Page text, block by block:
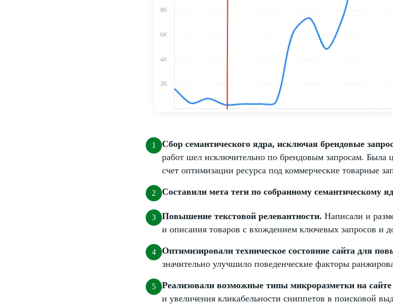
Сбор семантического ядра, исключая брендовые
работ шел исключительно по брендовым запросам. Была
счет оптимизации ресурса под коммерческие товарные
Составили мета теги по собранному семантическому
Повышение текстовой релевантности. Написали и
и описания товаров с вхождением ключевых запросов и
Оптимизировали техническое состояние сайта для
значительно улучшило поведенческие факторы
Реализовали возможные типы микроразметки на сайте
и увеличения кликабельности сниппетов в поисковой